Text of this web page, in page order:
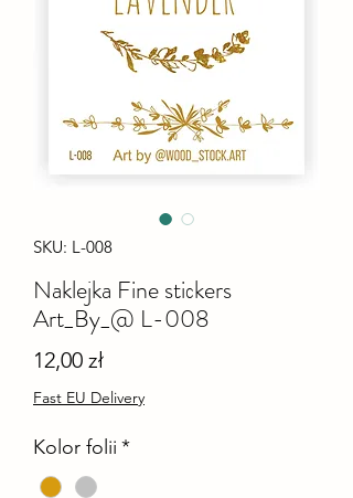
SKU: L-008
Naklejka Fine stiсkers
Art_By_@ L-008
12,00 złCena
Fast EU Delivery
Kolor folii *